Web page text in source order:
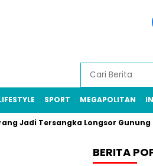
SPORT MEGAPOLITAN
Tersangka Longsor Gunung Kuda
BERITA